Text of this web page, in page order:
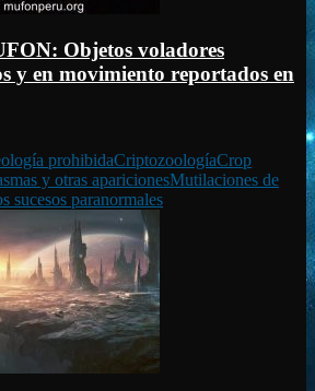
Objetos voladores
y en movimiento reportados en
prohibidaCriptozoologíaCrop
y otras aparicionesMutilaciones de
sucesos paranormales